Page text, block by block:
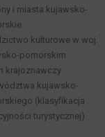
i miasta kujawsko-
kulturowe w woj.
pomorskim
krajoznawczy
kujawsko-
(klasyfikacja
turystycznej)